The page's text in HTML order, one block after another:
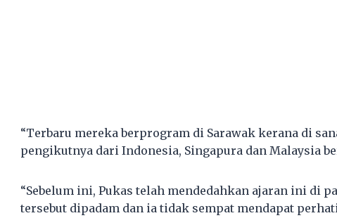
“Terbaru mereka berprogram di Sarawak kerana di
pengikutnya dari Indonesia, Singapura dan Malaysia
“Sebelum ini, Pukas telah mendedahkan ajaran ini di
tersebut dipadam dan ia tidak sempat mendapat